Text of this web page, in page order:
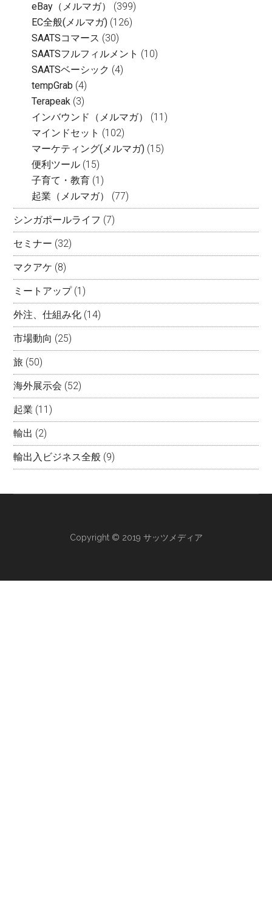
eBay（メルマガ）
(399)
EC全般(メルマガ) (126)
SAATSコマース (30)
SAATSフルフィルメント (10)
SAATSベーシック (4)
tempGrab (4)
Terapeak (3)
インバウンド（メルマガ）
(11)
マインドセット (102)
マーケティング(メルマガ) (15)
便利ツール (15)
子育て・教育 (1)
起業（メルマガ）
(77)
シンガポールライフ (7)
セミナー (32)
マクアケ (8)
ミートアップ(1)
外注、仕組み化 (14)
市場動向 (25)
旅 (50)
海外展示会 (52)
起業 (11)
輸出 (2)
輸出入ビジネス全般 (9)
Copyright © 2019 サッツメディア